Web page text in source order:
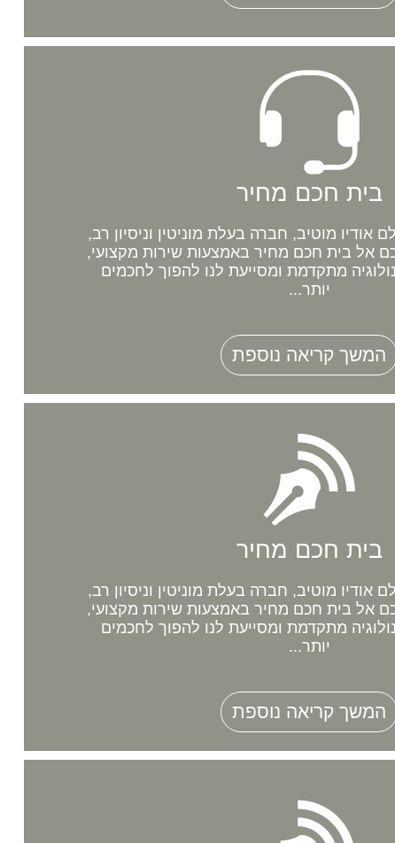
בית חכם מחיר
מוטיב, חברה בעלת מוניטין וניסיון רב,
אל בית חכם מחיר באמצעות שירות מקצועי,
מתקדמת ומסייעת לנו להפוך לחכמים
יותר...
המשך קריאה נוספת
בית חכם מחיר
מוטיב, חברה בעלת מוניטין וניסיון רב,
אל בית חכם מחיר באמצעות שירות מקצועי,
מתקדמת ומסייעת לנו להפוך לחכמים
יותר...
המשך קריאה נוספת